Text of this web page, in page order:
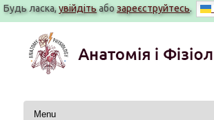
Будь ласка,увійдітьабозареєструйтесь.
вмісту